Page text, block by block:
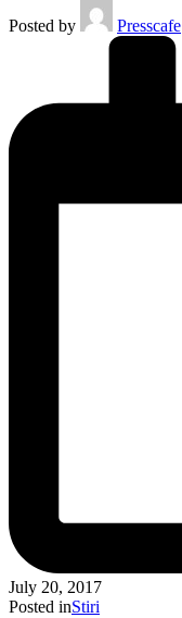
Posted by
Presscafe
July 20, 2017
Posted inStiri